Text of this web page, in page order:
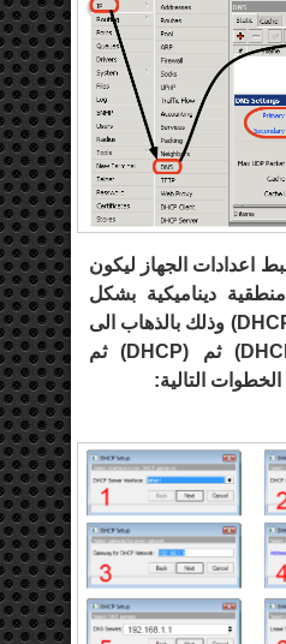
اعدادات الجهاز ليكون
ديناميكية بشكل
) وذلك بالذهاب الى
) ثم (DHCP) ثم
الخطوات التالية: